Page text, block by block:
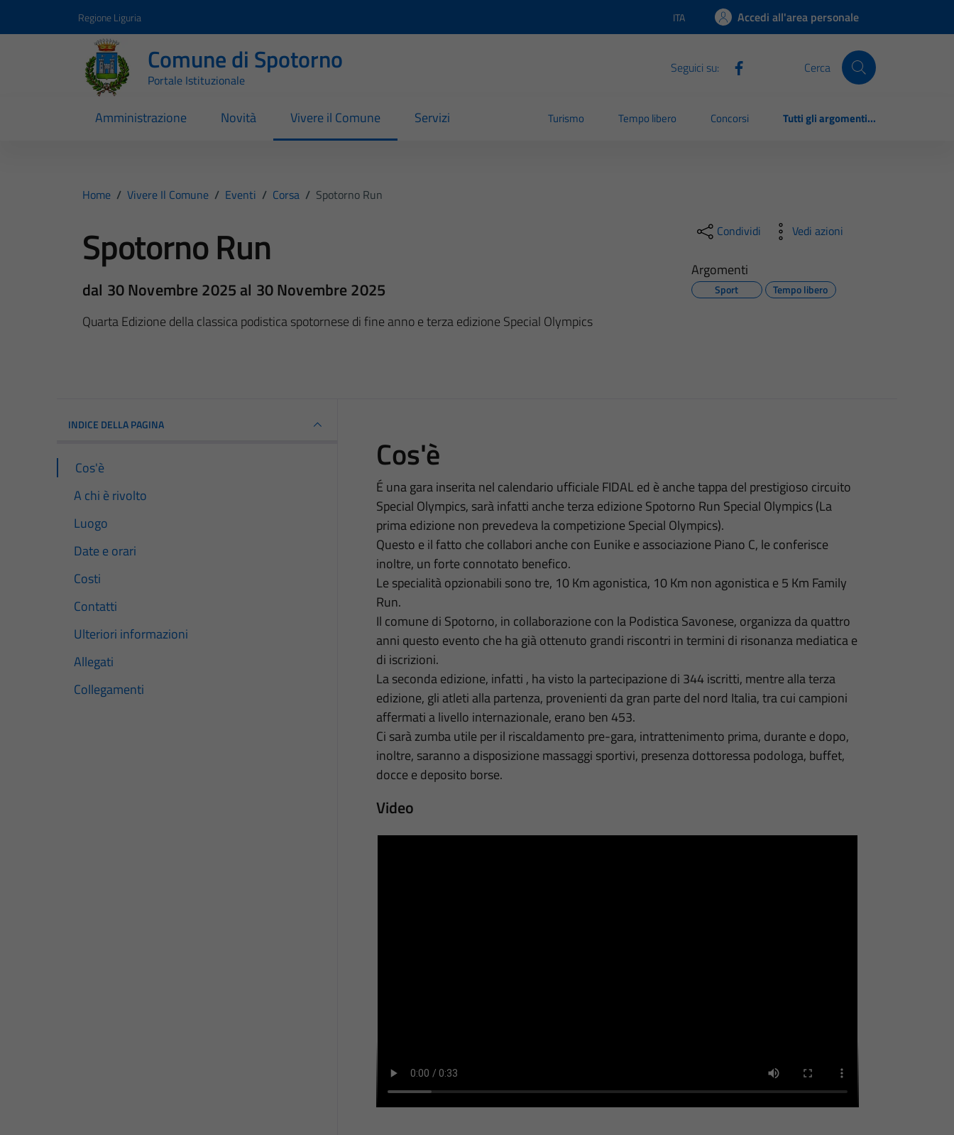
Regione Liguria Lingua attiva:
ITA Accedi all'area personale
Comune di Spotorno
Portale Istituzionale
Seguici su: Cerca
Amministrazione Novità Vivere il Comune Servizi Turismo Tempo libero Concorsi Tutti gli argomenti...
Home / Vivere Il Comune / Eventi / Corsa / Spotorno Run
Spotorno Run
dal 30 Novembre 2025 al 30 Novembre 2025
Quarta Edizione della classica podistica spotornese di fine anno e terza edizione Special Olympics
Condividi Vedi azioni
Argomenti
Sport Tempo libero
INDICE DELLA PAGINA
Cos'è
A chi è rivolto
Luogo
Date e orari
Costi
Contatti
Ulteriori informazioni
Allegati
Collegamenti
Cos'è
É una gara inserita nel calendario ufficiale FIDAL ed è anche tappa del prestigioso circuito
Special Olympics, sarà infatti anche terza edizione Spotorno Run Special Olympics (La
prima edizione non prevedeva la competizione Special Olympics).
Questo e il fatto che collabori anche con Eunike e associazione Piano C, le conferisce
inoltre, un forte connotato benefico.
Le specialità opzionabili sono tre, 10 Km agonistica, 10 Km non agonistica e 5 Km Family
Run.
Il comune di Spotorno, in collaborazione con la Podistica Savonese, organizza da quattro
anni questo evento che ha già ottenuto grandi riscontri in termini di risonanza mediatica e
di iscrizioni.
La seconda edizione, infatti , ha visto la partecipazione di 344 iscritti, mentre alla terza
edizione, gli atleti alla partenza, provenienti da gran parte del nord Italia, tra cui campioni
affermati a livello internazionale, erano ben 453.
Ci sarà zumba utile per il riscaldamento pre-gara, intrattenimento prima, durante e dopo,
inoltre, saranno a disposizione massaggi sportivi, presenza dottoressa podologa, buffet,
docce e deposito borse.
Video